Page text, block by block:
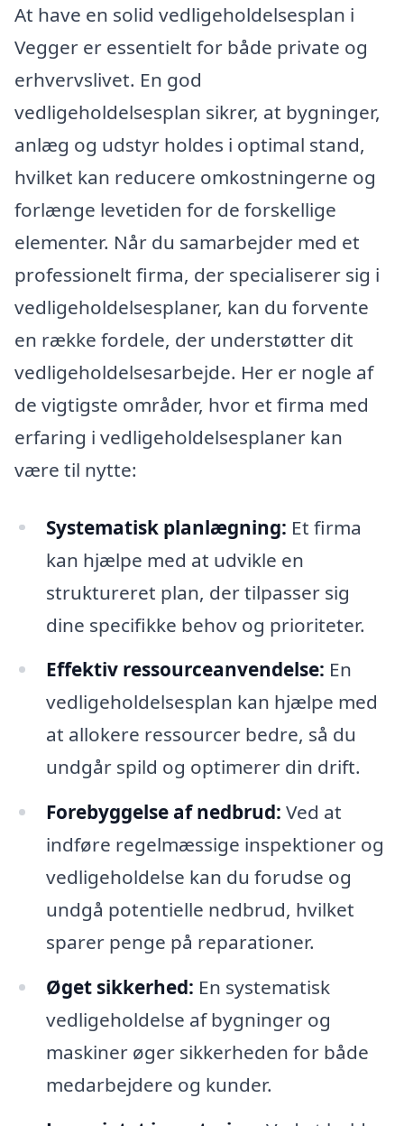
At have en solid vedligeholdelsesplan i
Vegger er essentielt for både private og
erhvervslivet. En god
vedligeholdelsesplan sikrer, at bygninger,
anlæg og udstyr holdes i optimal stand,
hvilket kan reducere omkostningerne og
forlænge levetiden for de forskellige
elementer. Når du samarbejder med et
professionelt firma, der specialiserer sig i
vedligeholdelsesplaner, kan du forvente
en række fordele, der understøtter dit
vedligeholdelsesarbejde. Her er nogle af
de vigtigste områder, hvor et firma med
erfaring i vedligeholdelsesplaner kan
være til nytte:
Systematisk planlægning: Et firma
kan hjælpe med at udvikle en
struktureret plan, der tilpasser sig
dine specifikke behov og prioriteter.
Effektiv ressourceanvendelse: En
vedligeholdelsesplan kan hjælpe med
at allokere ressourcer bedre, så du
undgår spild og optimerer din drift.
Forebyggelse af nedbrud: Ved at
indføre regelmæssige inspektioner og
vedligeholdelse kan du forudse og
undgå potentielle nedbrud, hvilket
sparer penge på reparationer.
Øget sikkerhed: En systematisk
vedligeholdelse af bygninger og
maskiner øger sikkerheden for både
medarbejdere og kunder.